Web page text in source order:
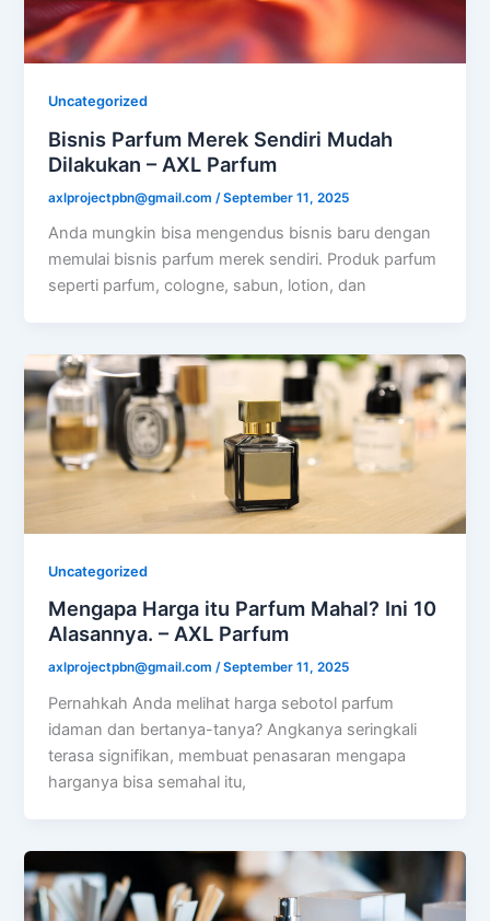
Uncategorized
Bisnis Parfum Merek Sendiri Mudah
Dilakukan – AXL Parfum
axlprojectpbn@gmail.com /September 11, 2025
Anda mungkin bisa mengendus bisnis baru dengan
memulai bisnis parfum merek sendiri. Produk parfum
seperti parfum, cologne, sabun, lotion, dan
Uncategorized
Mengapa Harga itu Parfum Mahal? Ini 10
Alasannya. – AXL Parfum
axlprojectpbn@gmail.com/September 11, 2025
Pernahkah Anda melihat harga sebotol parfum
idaman dan bertanya-tanya? Angkanya seringkali
terasa signifikan, membuat penasaran mengapa
harganya bisa semahal itu,